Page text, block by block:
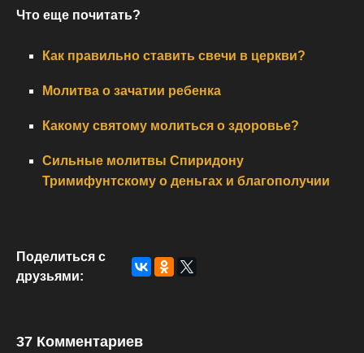
Что еще почитать?
Как правильно ставить свечи в церкви?
Молитва о зачатии ребенка
Какому святому молиться о здоровье?
Сильные молитвы Спиридону
Тримифунтскому о деньгах и благополучии
Поделиться с
друзьями:
37 Комментариев